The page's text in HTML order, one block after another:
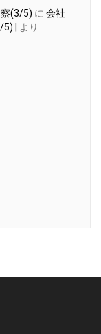
(3/5) に 会社
|
より